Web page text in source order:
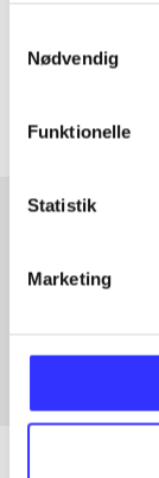
Nødvendig
Funktionelle
Statistik
Marketing
Artiklerne i
Artikler